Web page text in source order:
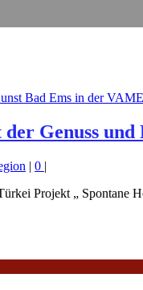
Genuss
| 0 |
Projekt „ Spontane